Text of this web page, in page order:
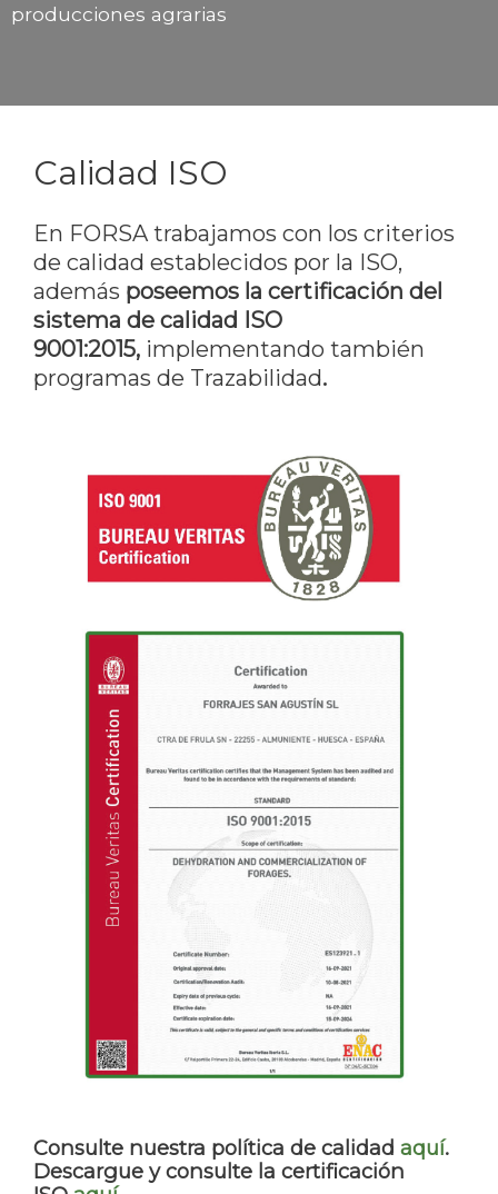
producciones agrarias
Calidad ISO
En FORSA trabajamos con los criterios
de calidad establecidos por la ISO,
además poseemos la certificación del
sistema de calidad ISO
9001:2015, implementando también
programas de Trazabilidad.
Consulte nuestra política de calidad aquí.
Descargue y consulte la certificación